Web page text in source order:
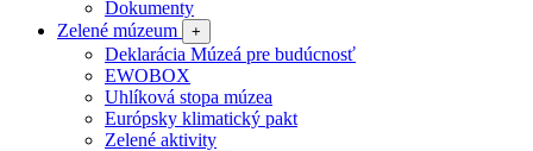
Dokumenty
Zelené múzeum
+
Deklarácia Múzeá pre budúcnosť
EWOBOX
Uhlíková stopa múzea
Európsky klimatický pakt
Zelené aktivity